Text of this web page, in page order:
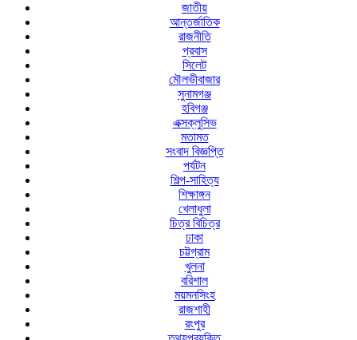
জাতীয়
আন্তর্জাতিক
রাজনীতি
প্রবাস
সিলেট
মৌলভীবাজার
সুনামগঞ্জ
হবিগঞ্জ
এক্সক্লুসিভ
মতামত
সংবাদ বিজ্ঞপ্তি
পর্যটন
শিল্প-সাহিত্য
শিক্ষাঙ্গন
খেলাধুলা
চিত্র বিচিত্র
ঢাকা
চট্টগ্রাম
খুলনা
বরিশাল
ময়মনসিংহ
রাজশাহী
রংপুর